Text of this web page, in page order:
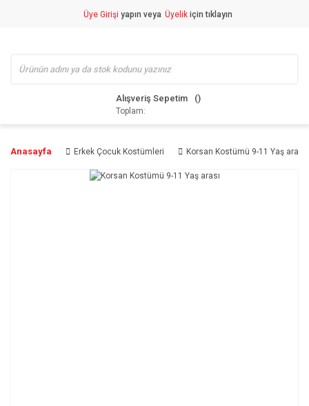
Üye Girişi yapın veya Üyelik için tıklayın
Alışveriş Sepetim
Toplam:
Anasayfa Erkek Çocuk Kostümleri Korsan Kostümü 9-11 Yaş arası